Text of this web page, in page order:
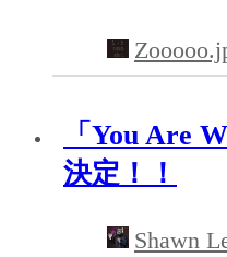
「You Are
決定！！
Shawn